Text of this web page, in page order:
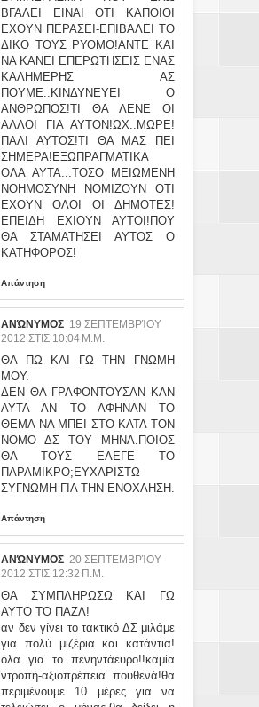
ΒΓΑΛΕΙ ΕΙΝΑΙ ΟΤΙ ΚΑΠΟΙΟΙ
ΕΧΟΥΝ ΠΕΡΑΣΕΙ-ΕΠΙΒΑΛΕΙ ΤΟ
ΔΙΚΟ ΤΟΥΣ ΡΥΘΜΟ!ΑΝΤΕ ΚΑΙ
ΝΑ ΚΑΝΕΙ ΕΠΕΡΩΤΗΣΕΙΣ ΕΝΑΣ
ΚΑΛΗΜΕΡΗΣ ΑΣ
ΠΟΥΜΕ..ΚΙΝΔΥΝΕΥΕΙ Ο
ΑΝΘΡΩΠΟΣ!ΤΙ ΘΑ ΛΕΝΕ ΟΙ
ΑΛΛΟΙ ΓΙΑ ΑΥΤΟΝ!ΩΧ..ΜΩΡΕ!
ΠΑΛΙ ΑΥΤΟΣ!ΤΙ ΘΑ ΜΑΣ ΠΕΙ
ΣΗΜΕΡΑ!ΕΞΩΠΡΑΓΜΑΤΙΚΑ
ΟΛΑ ΑΥΤΑ...ΤΟΣΟ ΜΕΙΩΜΕΝΗ
ΝΟΗΜΟΣΥΝΗ ΝΟΜΙΖΟΥΝ ΟΤΙ
ΕΧΟΥΝ ΟΛΟΙ ΟΙ ΔΗΜΟΤΕΣ!
ΕΠΕΙΔΗ ΕΧΙΟΥΝ ΑΥΤΟΙ!ΠΟΥ
ΘΑ ΣΤΑΜΑΤΗΣΕΙ ΑΥΤΟΣ Ο
ΚΑΤΗΦΟΡΟΣ!
Απάντηση
ΑΝΏΝΥΜΟΣ 19 ΣΕΠΤΕΜΒΡΊΟΥ
2012 ΣΤΙΣ 10:04 Μ.Μ.
ΘΑ ΠΩ ΚΑΙ ΓΩ ΤΗΝ ΓΝΩΜΗ
ΜΟΥ.
ΔΕΝ ΘΑ ΓΡΑΦΟΝΤΟΥΣΑΝ ΚΑΝ
ΑΥΤΑ ΑΝ ΤΟ ΑΦΗΝΑΝ ΤΟ
ΘΕΜΑ ΝΑ ΜΠΕΙ ΣΤΟ ΚΑΤΑ ΤΟΝ
ΝΟΜΟ ΔΣ ΤΟΥ ΜΗΝΑ.ΠΟΙΟΣ
ΘΑ ΤΟΥΣ ΕΛΕΓΕ ΤΟ
ΠΑΡΑΜΙΚΡΟ;ΕΥΧΑΡΙΣΤΩ
ΣΥΓΝΩΜΗ ΓΙΑ ΤΗΝ ΕΝΟΧΛΗΣΗ.
Απάντηση
ΑΝΏΝΥΜΟΣ 20 ΣΕΠΤΕΜΒΡΊΟΥ
2012 ΣΤΙΣ 12:32 Π.Μ.
ΘΑ ΣΥΜΠΛΗΡΩΣΩ ΚΑΙ ΓΩ
ΑΥΤΟ ΤΟ ΠΑΖΛ!
αν δεν γίνει το τακτικό ΔΣ μιλάμε
για πολύ μιζέρια και κατάντια!
όλα για το πενηντάευρο!!καμία
ντροπή-αξιοπρέπεια πουθενά!θα
περιμένουμε 10 μέρες για να